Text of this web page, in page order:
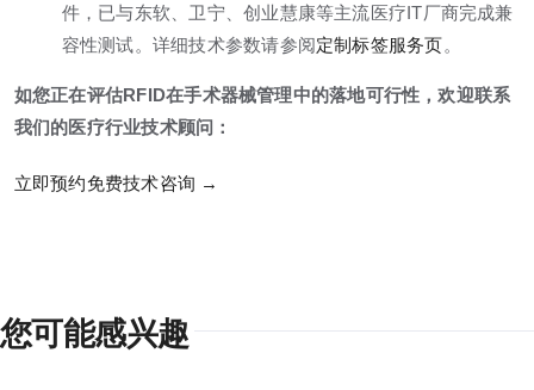
件，已与东软、卫宁、创业慧康等主流医疗IT厂商完成兼
容性测试。详细技术参数请参阅定制标签服务页。
如您正在评估RFID在手术器械管理中的落地可行性，欢迎联系
我们的医疗行业技术顾问：
立即预约免费技术咨询 →
您可能感兴趣